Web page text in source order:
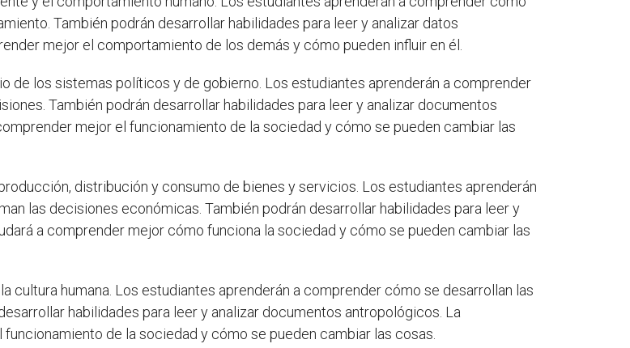
También podrán desarrollar habilidades para leer y analizar datos
mejor el comportamiento de los demás y cómo pueden influir en él.
de los sistemas políticos y de gobierno. Los estudiantes aprenderán a comprender
También podrán desarrollar habilidades para leer y analizar documentos
mejor el funcionamiento de la sociedad y cómo se pueden cambiar las
distribución y consumo de bienes y servicios. Los estudiantes aprenderán
las decisiones económicas. También podrán desarrollar habilidades para leer y
a comprender mejor cómo funciona la sociedad y cómo se pueden cambiar las
cultura humana. Los estudiantes aprenderán a comprender cómo se desarrollan las
habilidades para leer y analizar documentos antropológicos. La
de la sociedad y cómo se pueden cambiar las cosas.